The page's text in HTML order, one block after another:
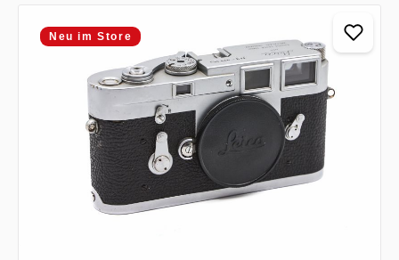
Neu im Store